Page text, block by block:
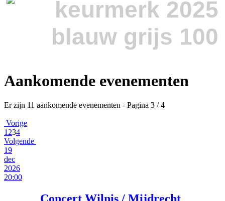
Aankomende evenementen
Er zijn 11 aankomende evenementen - Pagina 3 / 4
Vorige
1234
Volgende
19
dec
2026
20:00